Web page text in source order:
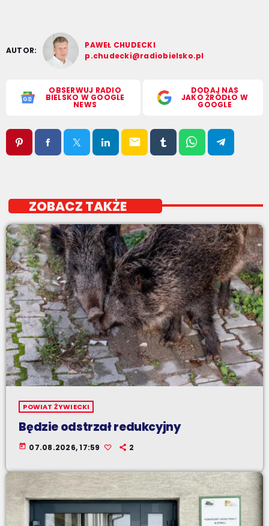
AUTOR:
PAWEŁ CHUDECKI
p.chudecki@radiobielsko.pl
OBSERWUJ RADIO
BIELSKO W GOOGLE
NEWS
DODAJ NAS
JAKO ŹRÓDŁO W
GOOGLE
email
ZOBACZ TAKŻE
POWIAT ŻYWIECKI
Będzie odstrzał redukcyjny
today 07.08.2026, 17:59 2